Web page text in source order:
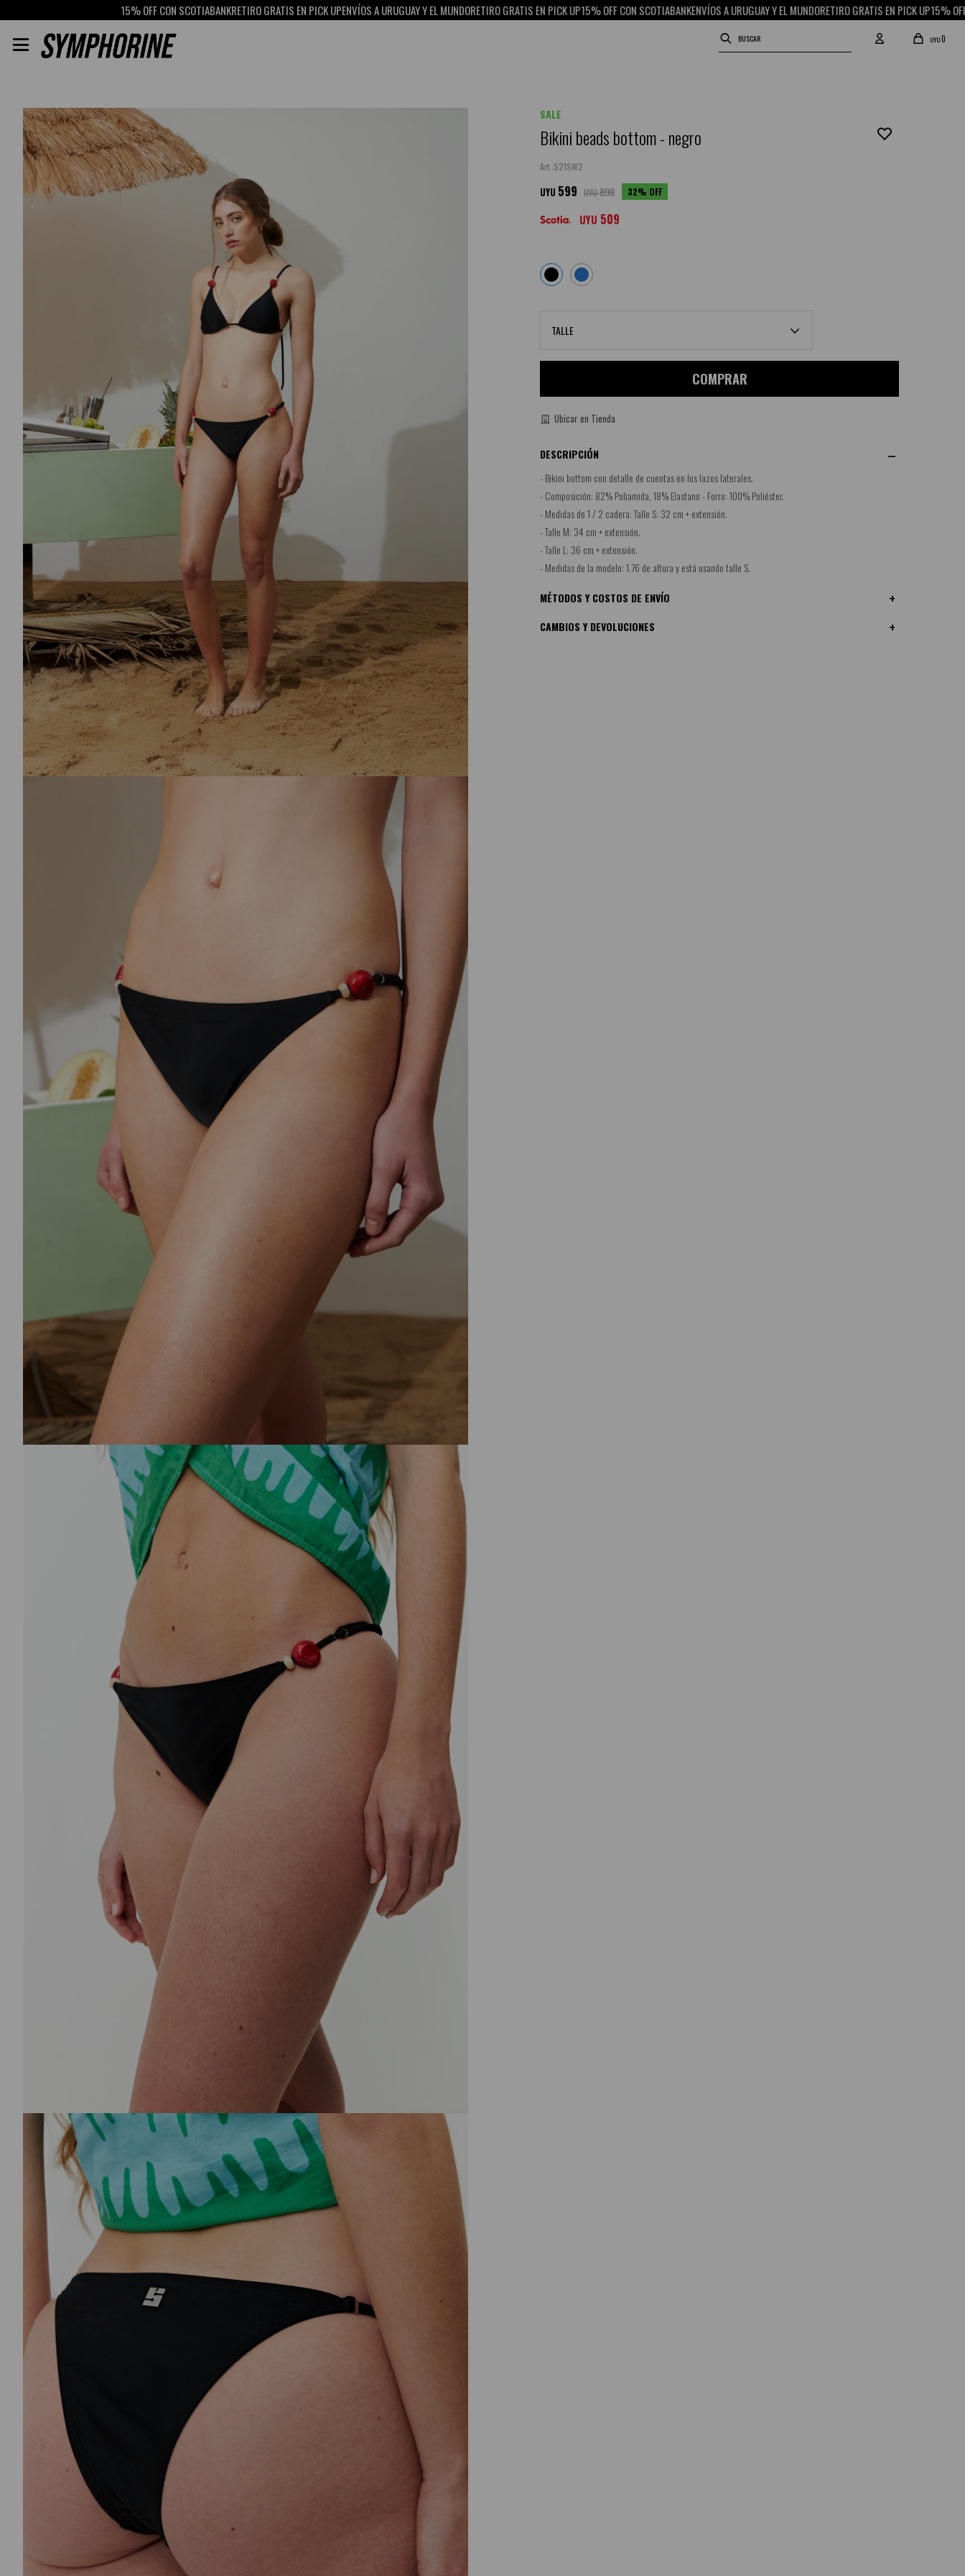
15% OFF CON SCOTIABANKRETIRO GRATIS EN PICK UPENVÍOS A URUGUAY Y EL MUNDORETIRO GRATIS EN PICK UP15% OFF CON SCOTIABANKENVÍOS A URUGUAY Y EL MUNDORETIRO GRATIS EN PICK UP15% OFF CON
UYU0

SALE
Bikini beads bottom - negro
S21SW2
UYU 599 UYU890 32
UYU 509
TALLE
COMPRAR
Ubicar en Tienda
DESCRIPCIÓN
- Bikini bottom con detalle de cuentas en los lazos laterales.
- Composición: 82% Poliamida, 18% Elastano - Forro: 100% Poliéster.
- Medidas de 1 / 2 cadera: Talle S: 32 cm + extensión.
- Talle M: 34 cm + extensión.
- Talle L: 36 cm + extensión.
- Medidas de la modelo: 1.76 de altura y está usando talle S.
MÉTODOS Y COSTOS DE ENVÍO
CAMBIOS Y DEVOLUCIONES